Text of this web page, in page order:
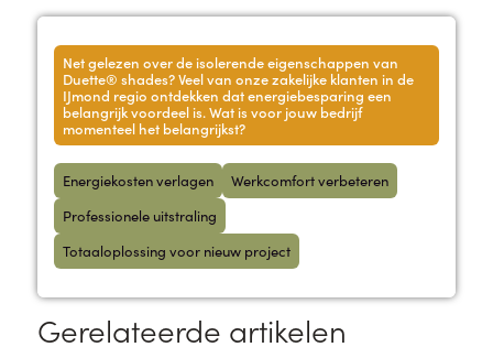
Net gelezen over de isolerende eigenschappen van
Duette® shades? Veel van onze zakelijke klanten in de
IJmond regio ontdekken dat energiebesparing een
belangrijk voordeel is. Wat is voor jouw bedrijf
momenteel het belangrijkst?
Energiekosten verlagen
Werkcomfort verbeteren
Professionele uitstraling
Totaaloplossing voor nieuw project
Gerelateerde artikelen